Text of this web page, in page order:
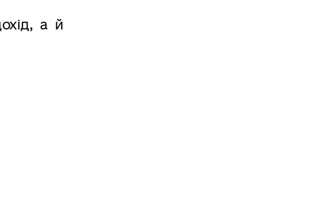
а й